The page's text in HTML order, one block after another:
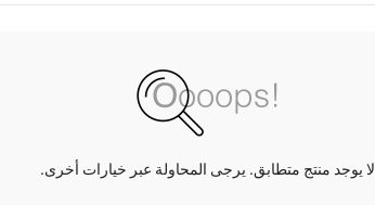
لا يوجد منتج متطابق. يرجى المحاولة عبر خيارات أخرى.